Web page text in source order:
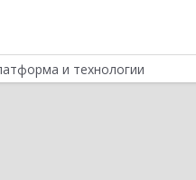
и технологии